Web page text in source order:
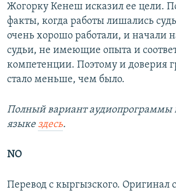
Жогорку Кенеш исказил ее цели.
факты, когда работы лишались
очень хорошо работали, и начали
судьи, не имеющие опыта и
компетенции. Поэтому и доверия
стало меньше, чем было.
Полный вариант аудиопрограммы
языкездесь.
NO
Перевод с кыргызского. Оригинал